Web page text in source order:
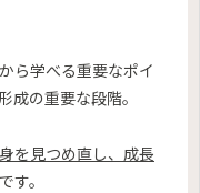
ら学べる重要なポイ
成の重要な段階。
を見つめ直し、成長
す。